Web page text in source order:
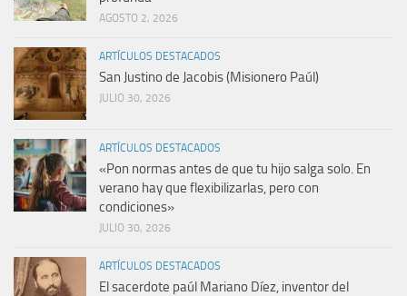
AGOSTO 2, 2026
ARTÍCULOS DESTACADOS
San Justino de Jacobis (Misionero Paúl)
JULIO 30, 2026
ARTÍCULOS DESTACADOS
«Pon normas antes de que tu hijo salga solo. En
verano hay que flexibilizarlas, pero con
condiciones»
JULIO 30, 2026
ARTÍCULOS DESTACADOS
El sacerdote paúl Mariano Díez, inventor del